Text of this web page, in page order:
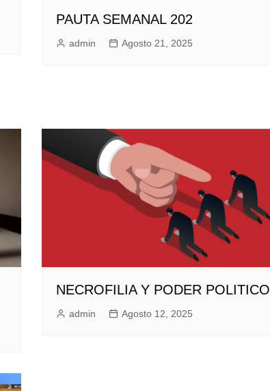
PAUTA SEMANAL 202
admin Agosto 21, 2025
NECROFILIA Y PODER POLITICO
admin Agosto 12, 2025